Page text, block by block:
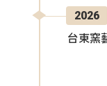
2026
台東窯